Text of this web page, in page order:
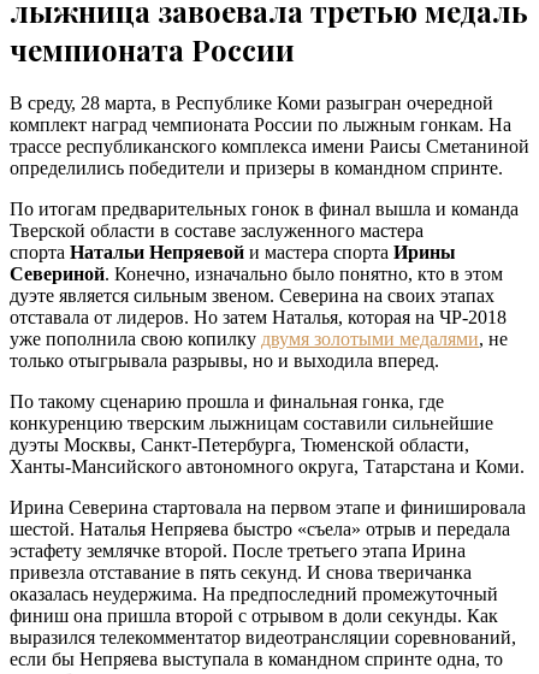
лыжница завоевала третью медаль
чемпионата России
В среду, 28 марта, в Республике Коми разыгран очередной
комплект наград чемпионата России по лыжным гонкам. На
трассе республиканского комплекса имени Раисы Сметаниной
определились победители и призеры в командном спринте.
По итогам предварительных гонок в финал вышла и команда
Тверской области в составе заслуженного мастера
спорта Натальи Непряевой и мастера спорта Ирины
Севериной. Конечно, изначально было понятно, кто в этом
дуэте является сильным звеном. Северина на своих этапах
отставала от лидеров. Но затем Наталья, которая на ЧР-2018
уже пополнила свою копилку двумя золотыми медалями, не
только отыгрывала разрывы, но и выходила вперед.
По такому сценарию прошла и финальная гонка, где
конкуренцию тверским лыжницам составили сильнейшие
дуэты Москвы, Санкт-Петербурга, Тюменской области,
Ханты-Мансийского автономного округа, Татарстана и Коми.
Ирина Северина стартовала на первом этапе и финишировала
шестой. Наталья Непряева быстро «съела» отрыв и передала
эстафету землячке второй. После третьего этапа Ирина
привезла отставание в пять секунд. И снова тверичанка
оказалась неудержима. На предпоследний промежуточный
финиш она пришла второй с отрывом в доли секунды. Как
выразился телекомментатор видеотрансляции соревнований,
если бы Непряева выступала в командном спринте одна, то